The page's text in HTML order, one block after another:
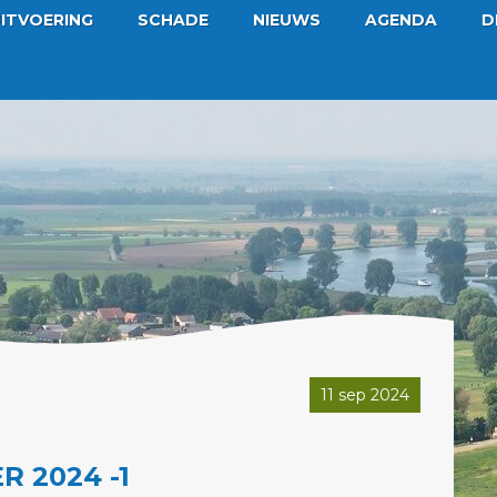
SCHADE NIEUWS AGENDA
2024 -1
11 sep 2024